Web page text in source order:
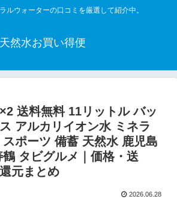
ルウォーターの口コミを厳選して紹介中。
天然水お買い得便
送料無料 11リットル バッ
アルカリイオン水 ミネラ
ポーツ 備蓄 天然水 鹿児島
タビグルメ｜価格・送
元まとめ
2026.06.28